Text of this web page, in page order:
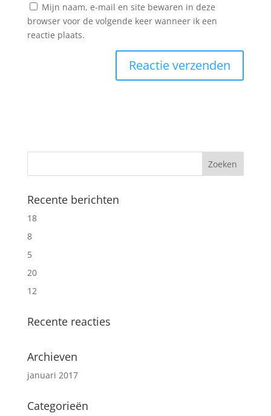
Mijn naam, e-mail en site bewaren in deze
browser voor de volgende keer wanneer ik een
reactie plaats.
Recente berichten
18
8
5
20
12
Recente reacties
Archieven
januari 2017
Categorieën